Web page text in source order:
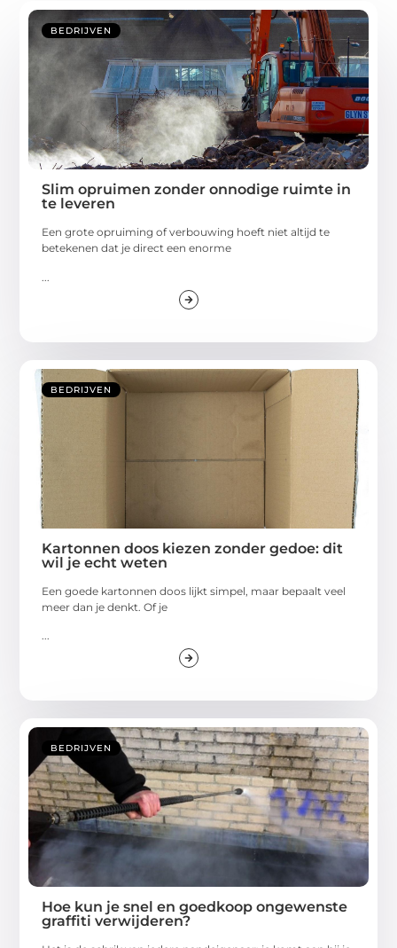
BEDRIJVEN
Slim opruimen zonder onnodige ruimte in
te leveren
Een grote opruiming of verbouwing hoeft niet altijd te
betekenen dat je direct een enorme
BEDRIJVEN
Kartonnen doos kiezen zonder gedoe: dit
wil je echt weten
Een goede kartonnen doos lijkt simpel, maar bepaalt veel
meer dan je denkt. Of je
BEDRIJVEN
Hoe kun je snel en goedkoop ongewenste
graffiti verwijderen?